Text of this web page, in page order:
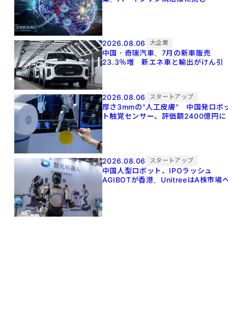
2026.08.06 大企業
中国・奇瑞汽車、7月の新車販売
23.3％増 新エネ車と輸出がけん引
2026.08.06 スタートアップ
厚さ3mmの"人工皮膚" 中国発ロボ
ト触覚センサー、評価額2400億円に
2026.08.06 スタートアップ
中国人型ロボット、IPOラッシュ
AGIBOTが香港、UnitreeはA株市場